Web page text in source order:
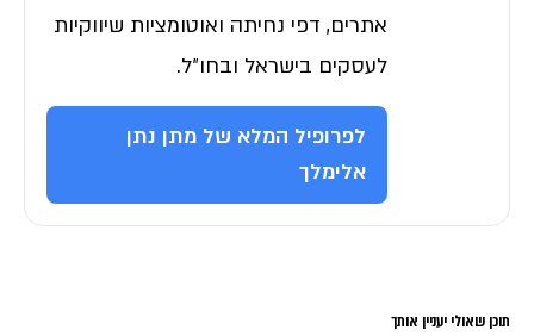
אתרים, דפי נחיתה ואוטומציות שיווקיות
לעסקים בישראל ובחו״ל.
לפרופיל המלא של מתן נתן
אלימלך
תוכן שאולי יעניין אותך